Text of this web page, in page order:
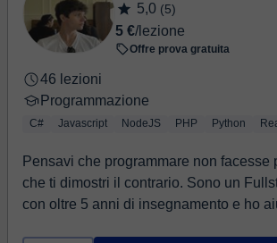
5,0 (5)
5 €/lezione
Offre prova gratuita
46 lezioni
Programmazione
C# Javascript NodeJS PHP Python
Pensavi che programmare non facesse
che ti dimostri il contrario. Sono un
con oltre 5 anni di insegnamento e ho